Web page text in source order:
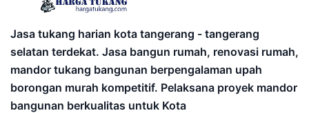
Jasa tukang harian kota tangerang - tangerang
selatan terdekat. Jasa bangun rumah, renovasi rumah,
mandor tukang bangunan berpengalaman upah
borongan murah kompetitif. Pelaksana proyek mandor
bangunan berkualitas untuk Kota